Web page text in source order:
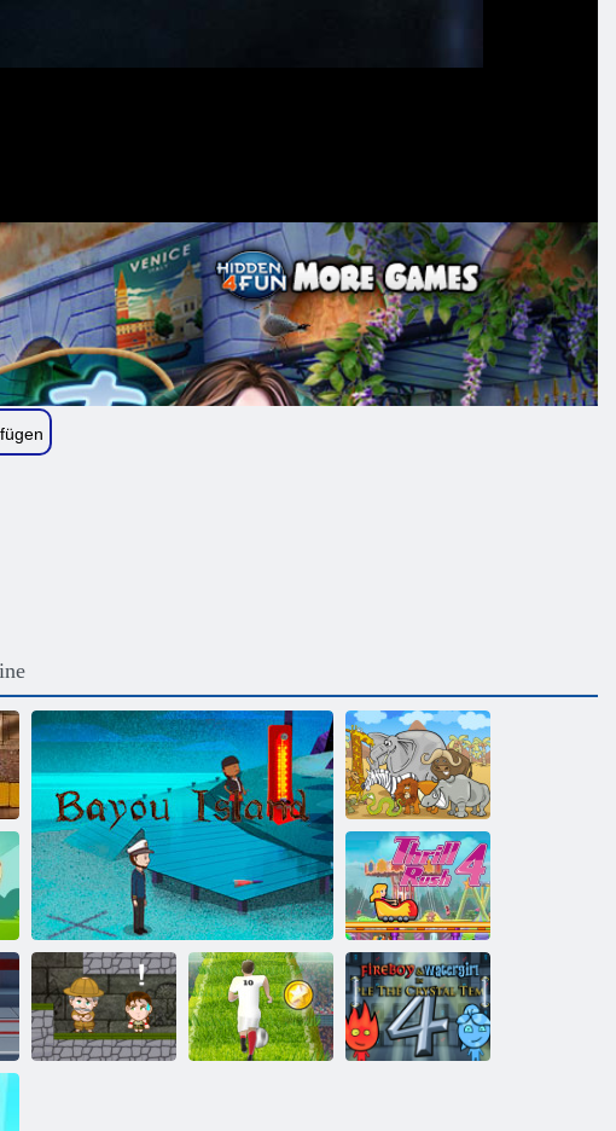
Finden Sie 10
Unterschiede
Nervenkitzel
Rush 4